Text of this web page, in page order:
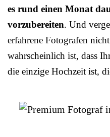
es rund einen Monat
vorzubereiten. Und
erfahrene Fotografen
wahrscheinlich ist, dass
die einzige Hochzeit ist,